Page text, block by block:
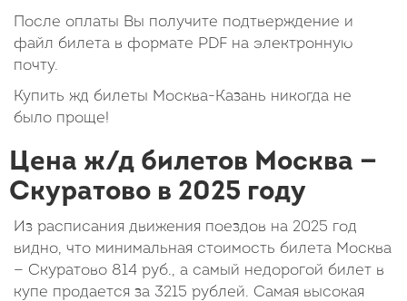
После оплаты Вы получите подтверждение и
файл билета в формате PDF на электронную
почту.
Купить жд билеты Москва-Казань никогда не
было проще!
Цена ж/д билетов Москва —
Скуратово в 2025 году
Из расписания движения поездов на 2025 год
видно, что минимальная стоимость билета Москва
— Скуратово 814 руб., а самый недорогой билет в
купе продается за 3215 рублей. Самая высокая